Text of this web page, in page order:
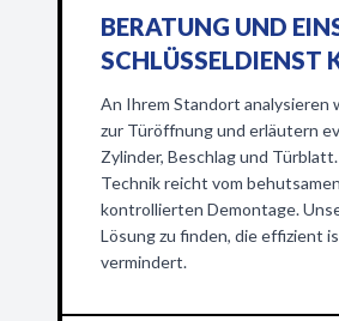
BERATUNG UND
SCHLÜSSELDIENST
An Ihrem Standort analysieren
zur Türöffnung und erläutern
Zylinder, Beschlag und
Technik reicht vom
kontrollierten Demontage.
Lösung zu finden, die effizient
vermindert.